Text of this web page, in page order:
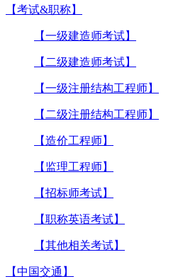
【考试&职称】
【一级建造师考试】
【二级建造师考试】
【一级注册结构工程师】
【二级注册结构工程师】
【造价工程师】
【监理工程师】
【招标师考试】
【职称英语考试】
【其他相关考试】
【中国交通】